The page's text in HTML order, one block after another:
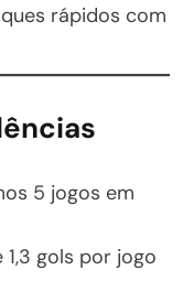
rápidos com
5 jogos em
gols por jogo